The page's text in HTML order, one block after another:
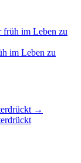
früh im Leben zu
im Leben zu
→